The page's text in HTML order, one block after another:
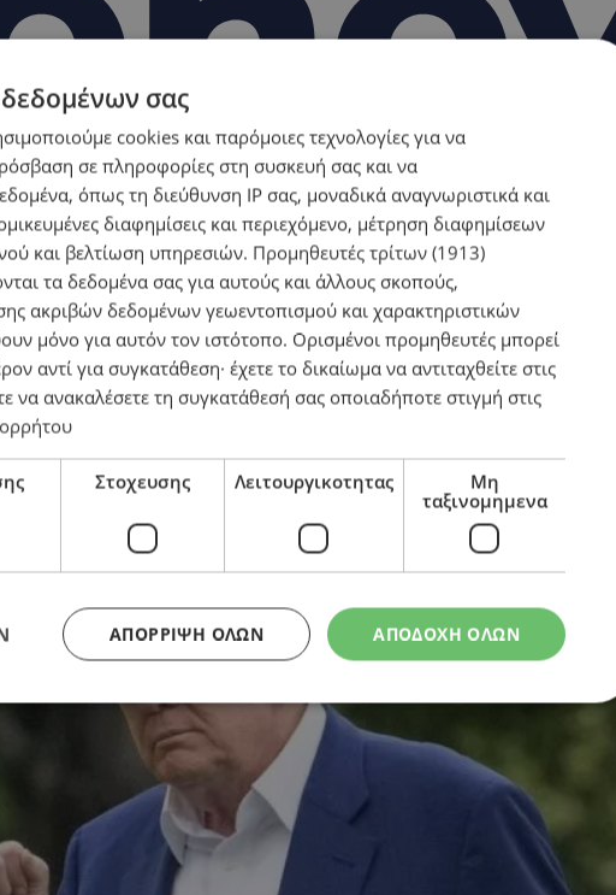
Ισραήλ και Ιράν – Αντιδράσεις στο κίνημα MAGA
σας
cookies και παρόμοιες τεχνολογίες για να
σε πληροφορίες στη συσκευή σας και να
όπως τη διεύθυνση IP σας, μοναδικά αναγνωριστικά και
διαφημίσεις και περιεχόμενο, μέτρηση διαφημίσεων
και βελτίωση υπηρεσιών. Προμηθευτές τρίτων (1913)
τα δεδομένα σας για αυτούς και άλλους σκοπούς,
ακριβών δεδομένων γεωεντοπισμού και χαρακτηριστικών
μόνο για αυτόν τον ιστότοπο. Ορισμένοι προμηθευτές μπορεί
αντί για συγκατάθεση· έχετε το δικαίωμα να αντιταχθείτε στις
να ανακαλέσετε τη συγκατάθεσή σας οποιαδήποτε στιγμή στις
Στοχευσης Λειτουργικοτητας
Μη
ταξινομημενα
ΑΠΟΔΟΧΗ ΟΛΩΝ
ΑΠΌΡΡΙΨΗ ΌΛΩΝ